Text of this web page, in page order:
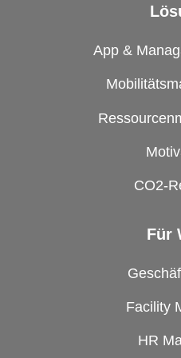
App &
CO2-
Für
Facility
HR